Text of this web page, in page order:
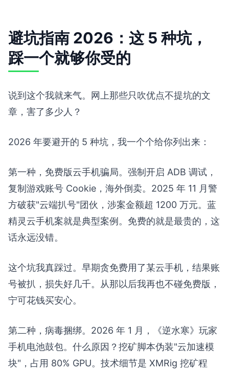
避坑指南 2026：这 5 种坑，
踩一个就够你受的
说到这个我就来气。网上那些只吹优点不提坑的文
章，害了多少人？
2026 年要避开的 5 种坑，我一个个给你列出来：
第一种，免费版云手机骗局。强制开启 ADB 调试，
复制游戏账号 Cookie，海外倒卖。2025 年 11 月警
方破获"云端扒号"团伙，涉案金额超 1200 万元。蓝
精灵云手机案就是典型案例。免费的就是最贵的，这
话永远没错。
这个坑我真踩过。早期贪免费用了某云手机，结果账
号被扒，损失好几千。从那以后我再也不碰免费版，
宁可花钱买安心。
第二种，病毒捆绑。2026 年 1 月，《逆水寒》玩家
手机电池鼓包。什么原因？挖矿脚本伪装"云加速模
块"，占用 80% GPU。技术细节是 XMRig 挖矿程